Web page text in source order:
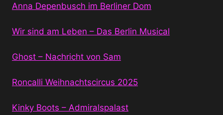
Anna Depenbusch im Berliner Dom
Wir sind am Leben – Das Berlin Musical
Ghost – Nachricht von Sam
Roncalli Weihnachtscircus 2025
Kinky Boots – Admiralspalast